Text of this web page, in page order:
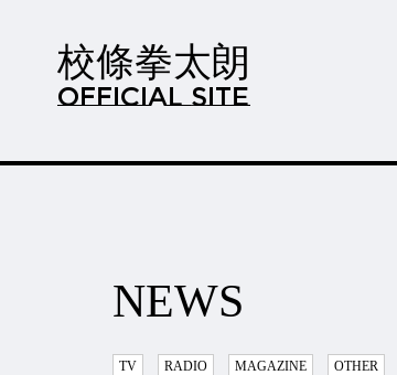
校條拳太朗
OFFICIAL SITE
NEWS
TV RADIO MAGAZINE OTHER